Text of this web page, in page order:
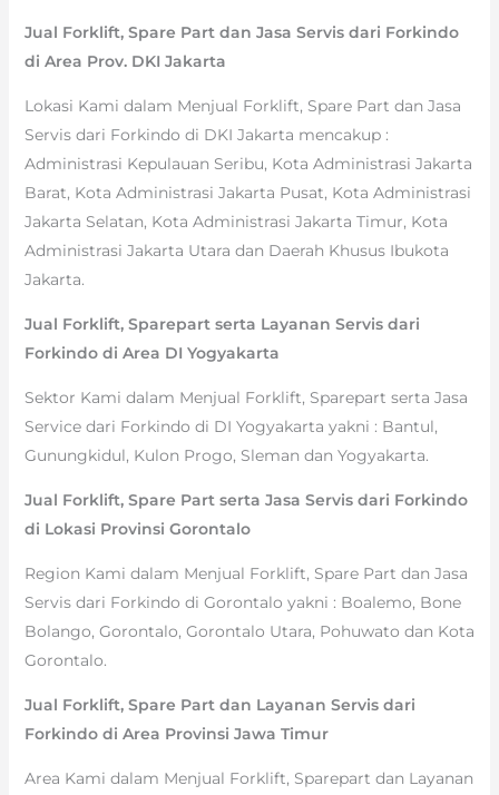
Jual Forklift, Spare Part dan Jasa Servis dari Forkindo
di Area Prov. DKI Jakarta
Lokasi Kami dalam Menjual Forklift, Spare Part dan Jasa
Servis dari Forkindo di DKI Jakarta mencakup :
Administrasi Kepulauan Seribu, Kota Administrasi Jakarta
Barat, Kota Administrasi Jakarta Pusat, Kota Administrasi
Jakarta Selatan, Kota Administrasi Jakarta Timur, Kota
Administrasi Jakarta Utara dan Daerah Khusus Ibukota
Jakarta.
Jual Forklift, Sparepart serta Layanan Servis dari
Forkindo di Area DI Yogyakarta
Sektor Kami dalam Menjual Forklift, Sparepart serta Jasa
Service dari Forkindo di DI Yogyakarta yakni : Bantul,
Gunungkidul, Kulon Progo, Sleman dan Yogyakarta.
Jual Forklift, Spare Part serta Jasa Servis dari Forkindo
di Lokasi Provinsi Gorontalo
Region Kami dalam Menjual Forklift, Spare Part dan Jasa
Servis dari Forkindo di Gorontalo yakni : Boalemo, Bone
Bolango, Gorontalo, Gorontalo Utara, Pohuwato dan Kota
Gorontalo.
Jual Forklift, Spare Part dan Layanan Servis dari
Forkindo di Area Provinsi Jawa Timur
Area Kami dalam Menjual Forklift, Sparepart dan Layanan